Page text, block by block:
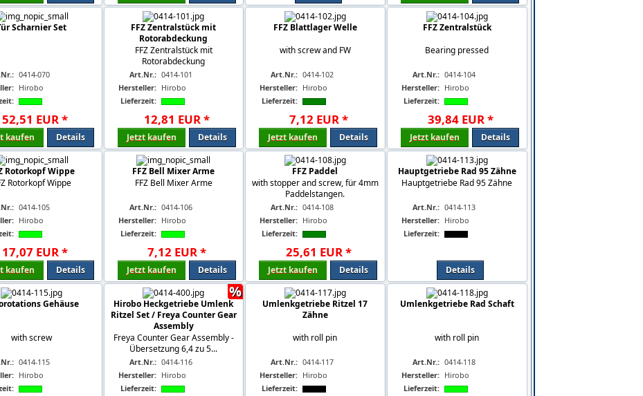
Scharnier Set
0414-070
Hirobo
52,51 EUR*
kaufen Details
FFZ Zentralstück mit
Rotorabdeckung
FFZ Zentralstück mit
Rotorabdeckung
Art.Nr.: 0414-101
Hersteller: Hirobo
Lieferzeit:
12,81 EUR*
Jetzt kaufen Details
FFZ Blattlager Welle
with screw and FW
Art.Nr.: 0414-102
Hersteller: Hirobo
Lieferzeit:
7,12 EUR*
Jetzt kaufen Details
FFZ Zentralstück
Bearing pressed
Art.Nr.: 0414-104
Hersteller: Hirobo
Lieferzeit:
39,84 EUR*
Jetzt kaufen Details
Rotorkopf Wippe
Rotorkopf Wippe
0414-105
Hirobo
17,07 EUR*
kaufen Details
FFZ Bell Mixer Arme
FFZ Bell Mixer Arme
Art.Nr.: 0414-106
Hersteller: Hirobo
Lieferzeit:
7,12 EUR*
Jetzt kaufen Details
FFZ Paddel
with stopper and screw, für 4mm
Paddelstangen.
Art.Nr.: 0414-108
Hersteller: Hirobo
Lieferzeit:
25,61 EUR*
Jetzt kaufen Details
Hauptgetriebe Rad 95 Zähne
Hauptgetriebe Rad 95 Zähne
Art.Nr.: 0414-113
Hersteller: Hirobo
Lieferzeit:
Details
Gehäuse
with screw
0414-115
Hirobo
Hirobo Heckgetriebe Umlenk
Ritzel Set / Freya Counter Gear
Assembly
Freya Counter Gear Assembly -
Übersetzung 6,4 zu 5...
Art.Nr.: 0414-116
Hersteller: Hirobo
Lieferzeit:
%
Umlenkgetriebe Ritzel 17
Zähne
with roll pin
Art.Nr.: 0414-117
Hersteller: Hirobo
Lieferzeit:
Umlenkgetriebe Rad Schaft
with roll pin
Art.Nr.: 0414-118
Hersteller: Hirobo
Lieferzeit: